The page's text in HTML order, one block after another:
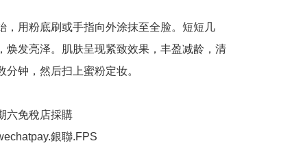
，用粉底刷或手指向外涂抹至全脸。短短几
焕发亮泽。肌肤呈现紧致效果，丰盈减龄，清
分钟，然后扫上蜜粉定妆。
六免稅店採購
銀聯.FPS